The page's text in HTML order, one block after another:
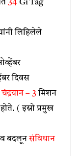
34 Gi Tag
लिहिलेले
दिवस
चंद्रयान – 3 मिशन
( इस्रो प्रमुख
बदलूनसंविधान